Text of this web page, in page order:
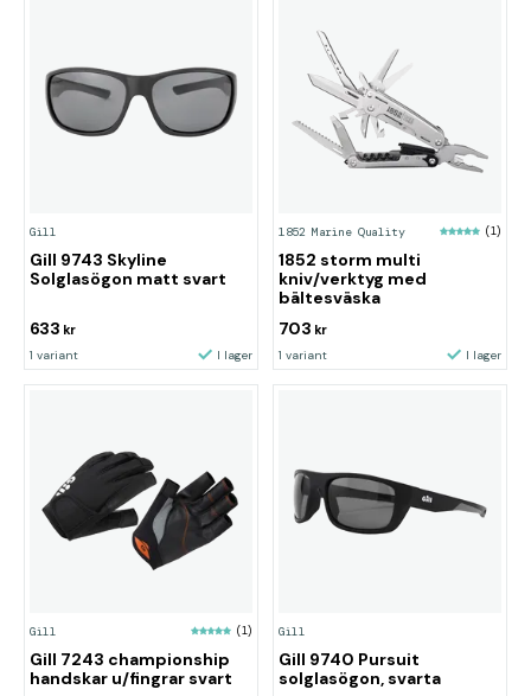
Gill
Gill 9743 Skyline
Solglasögon matt svart
633 kr
1 variant I lager
1852 Marine Quality (1)
1852 storm multi
kniv/verktyg med
bältesväska
703 kr
1 variant I lager
Gill (1)
Gill 7243 championship
handskar u/fingrar svart
Gill
Gill 9740 Pursuit
solglasögon, svarta